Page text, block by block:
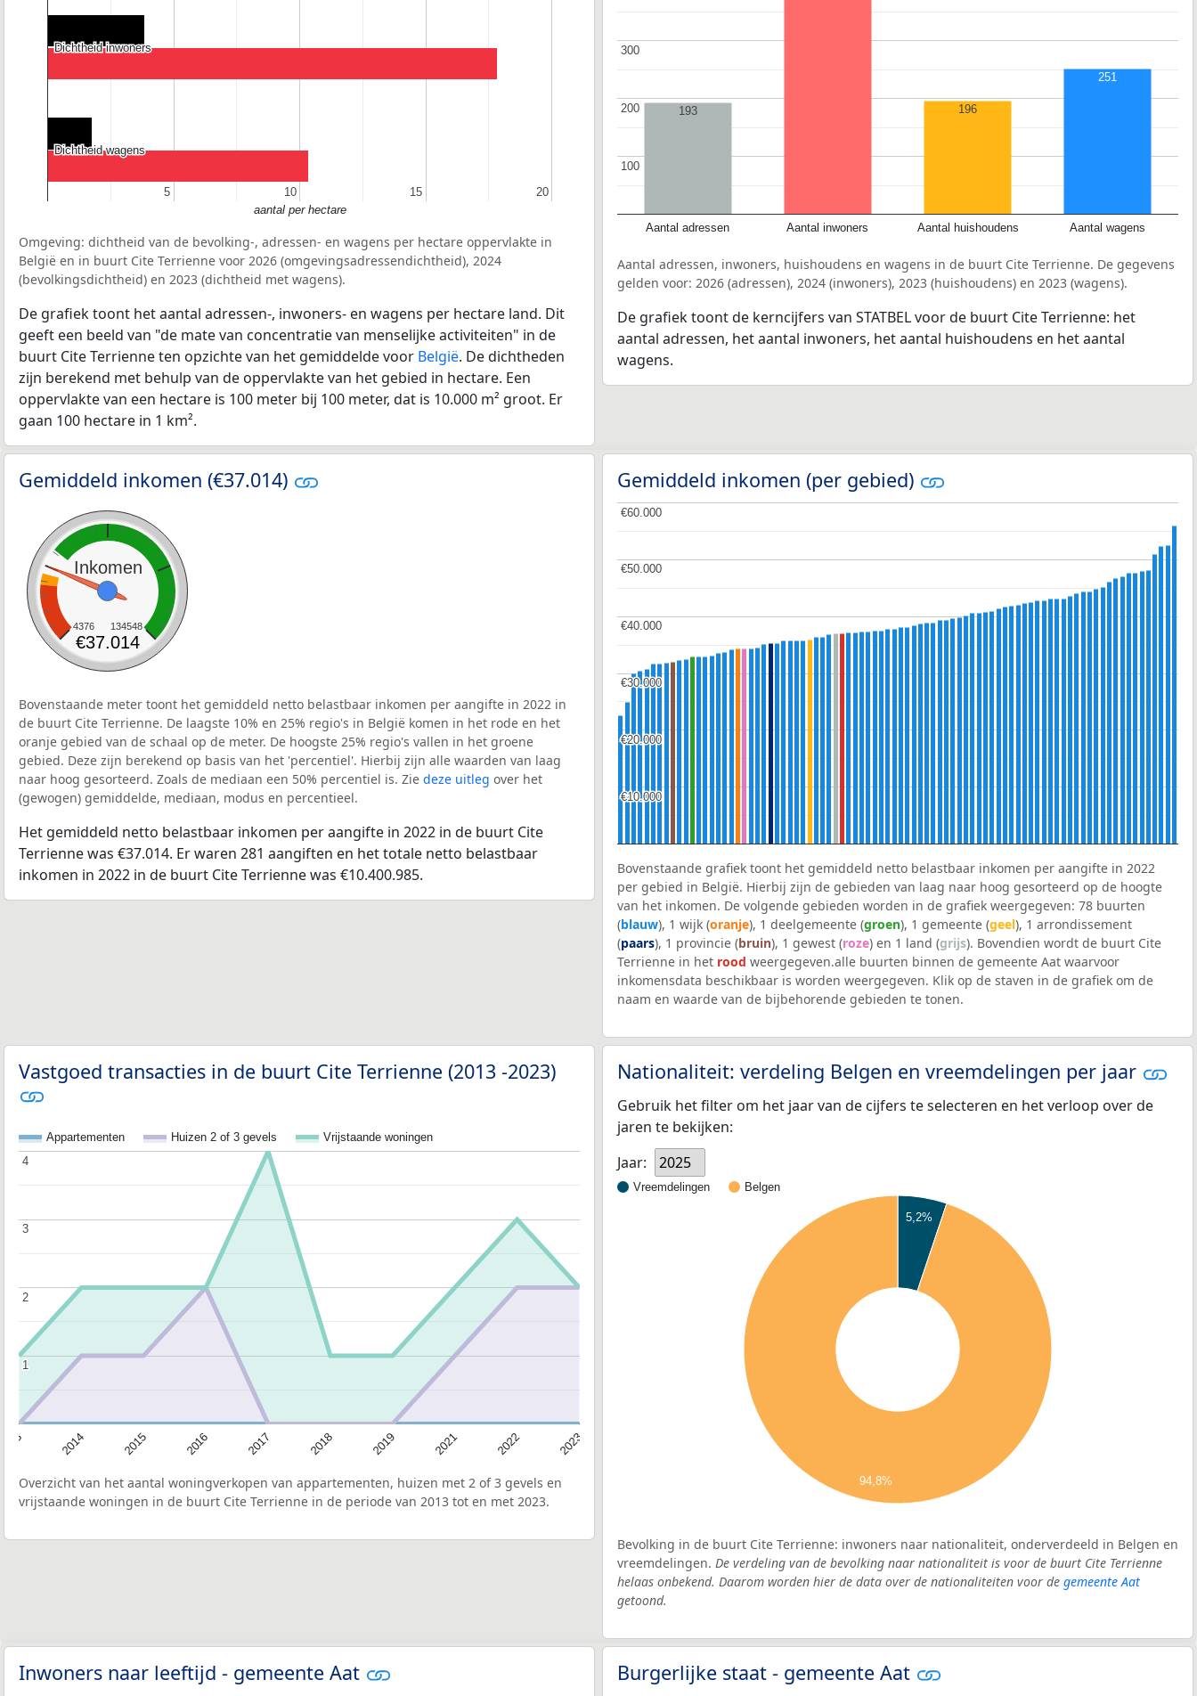
5
5 10
10 15
15 20
20
Dichtheid inwoners
Dichtheid inwoners
Dichtheid wagens
Dichtheid wagens
aantal per hectare
Omgeving: dichtheid van de bevolking-, adressen- en wagens per hectare oppervlakte in
België en in buurt Cite Terrienne voor 2026 (omgevingsadressendichtheid), 2024
(bevolkingsdichtheid) en 2023 (dichtheid met wagens).
De grafiek toont het aantal adressen-, inwoners- en wagens per hectare land. Dit
geeft een beeld van "de mate van concentratie van menselijke activiteiten" in de
buurt Cite Terrienne ten opzichte van het gemiddelde voor België. De dichtheden
zijn berekend met behulp van de oppervlakte van het gebied in hectare. Een
oppervlakte van een hectare is 100 meter bij 100 meter, dat is 10.000 m² groot. Er
gaan 100 hectare in 1 km².
Aantal adressen Aantal inwoners Aantal huishoudens Aantal wagens
100
100
200
200
300
300
193 196
251
Aantal adressen, inwoners, huishoudens en wagens in de buurt Cite Terrienne. De gegevens
gelden voor: 2026 (adressen), 2024 (inwoners), 2023 (huishoudens) en 2023 (wagens).
De grafiek toont de kerncijfers van STATBEL voor de buurt Cite Terrienne: het
aantal adressen, het aantal inwoners, het aantal huishoudens en het aantal
wagens.
Gemiddeld inkomen (€37.014)
Inkomen
4376 134548
€37.014
Bovenstaande meter toont het gemiddeld netto belastbaar inkomen per aangifte in 2022 in
de buurt Cite Terrienne. De laagste 10% en 25% regio's in België komen in het rode en het
oranje gebied van de schaal op de meter. De hoogste 25% regio's vallen in het groene
gebied. Deze zijn berekend op basis van het 'percentiel'. Hierbij zijn alle waarden van laag
naar hoog gesorteerd. Zoals de mediaan een 50% percentiel is. Zie deze uitleg over het
(gewogen) gemiddelde, mediaan, modus en percentieel.
Het gemiddeld netto belastbaar inkomen per aangifte in 2022 in de buurt Cite
Terrienne was €37.014. Er waren 281 aangiften en het totale netto belastbaar
inkomen in 2022 in de buurt Cite Terrienne was €10.400.985.
Gemiddeld inkomen (per gebied)
€10.000
€10.000
€20.000
€20.000
€30.000
€30.000
€40.000
€40.000
€50.000
€50.000
€60.000
€60.000
Bovenstaande grafiek toont het gemiddeld netto belastbaar inkomen per aangifte in 2022
per gebied in België. Hierbij zijn de gebieden van laag naar hoog gesorteerd op de hoogte
van het inkomen. De volgende gebieden worden in de grafiek weergegeven: 78 buurten
(blauw), 1 wijk (oranje), 1 deelgemeente (groen), 1 gemeente (geel), 1 arrondissement
(paars), 1 provincie (bruin), 1 gewest (roze) en 1 land (grijs). Bovendien wordt de buurt Cite
Terrienne in het rood weergegeven.alle buurten binnen de gemeente Aat waarvoor
inkomensdata beschikbaar is worden weergegeven. Klik op de staven in de grafiek om de
naam en waarde van de bijbehorende gebieden te tonen.
Vastgoed transacties in de buurt Cite Terrienne (2013 -2023)
Appartementen Huizen 2 of 3 gevels Vrijstaande woningen
2014 2015 2016 2017 2018 2019 2021 2022 2023
1
1
2
2
3
3
4
4
Overzicht van het aantal woningverkopen van appartementen, huizen met 2 of 3 gevels en
vrijstaande woningen in de buurt Cite Terrienne in de periode van 2013 tot en met 2023.
Nationaliteit: verdeling Belgen en vreemdelingen per jaar
Gebruik het filter om het jaar van de cijfers te selecteren en het verloop over de
jaren te bekijken:
Jaar:
2025
Vreemdelingen Belgen
5,2%
94,8%
Bevolking in de buurt Cite Terrienne: inwoners naar nationaliteit, onderverdeeld in Belgen en
vreemdelingen. De verdeling van de bevolking naar nationaliteit is voor de buurt Cite Terrienne
helaas onbekend. Daarom worden hier de data over de nationaliteiten voor de gemeente Aat
getoond.
Inwoners naar leeftijd - gemeente Aat Burgerlijke staat - gemeente Aat